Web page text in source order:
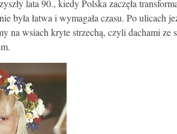
lata 90., kiedy Polska zaczęła
była łatwa i wymagała czasu. Po
na wsiach kryte strzechą, czyli dachami ze